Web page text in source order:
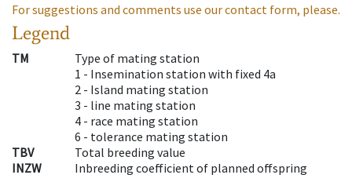
For suggestions and comments use our contact form, please.
Legend
TM
Type of mating station
1 - Insemination station with fixed 4a
2 - Island mating station
3 - line mating station
4 - race mating station
6 - tolerance mating station
TBV
Total breeding value
INZW
Inbreeding coefficient of planned offspring